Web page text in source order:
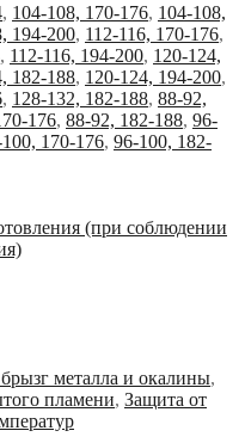
, 104-108, 170-176, 104-108,
194-200, 112-116, 170-176,
, 112-116, 194-200, 120-124,
182-188, 120-124, 194-200,
, 128-132, 182-188, 88-92,
176, 88-92, 182-188, 96-
170-176, 96-100, 182-
(при соблюдении
металла и окалины,
пламени, Защита от